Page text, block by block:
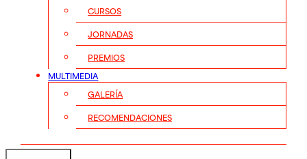
CURSOS
JORNADAS
PREMIOS
MULTIMEDIA
GALERÍA
RECOMENDACIONES